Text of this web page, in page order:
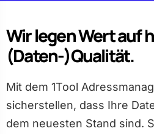
Wir legen Wert auf
(Daten-)Qualität.
Mit dem 1Tool
sicherstellen, dass Ihre
dem neuesten Stand sind.